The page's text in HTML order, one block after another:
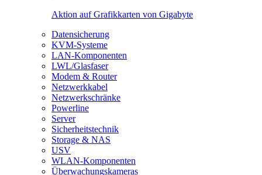
Aktion auf Grafikkarten von Gigabyte
Datensicherung
KVM-Systeme
LAN-Komponenten
LWL/Glasfaser
Modem & Router
Netzwerkkabel
Netzwerkschränke
Powerline
Server
Sicherheitstechnik
Storage & NAS
USV
WLAN-Komponenten
Überwachungskameras